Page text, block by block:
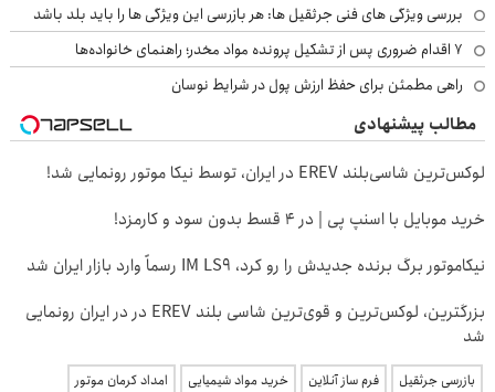
بررسی ویژگی های فنی جرثقیل ها: هر بازرسی این ویژگی ها را باید بلد باشد
۷ اقدام ضروری پس از تشکیل پرونده مواد مخدر؛ راهنمای خانواده‌ها
راهی مطمئن برای حفظ ارزش پول در شرایط نوسان
مطالب پیشنهادی
لوکس‌ترین شاسی‌بلند EREV در ایران، توسط نیکا موتور رونمایی شد!
خرید موبایل با اسنپ پی | در ۴ قسط بدون سود و کارمزد!
نیکاموتور برگ برنده جدیدش را رو کرد، IM LS9 رسماً وارد بازار ایران شد
بزرگترین، لوکس‌ترین و قوی‌ترین شاسی بلند EREV در در ایران رونمایی
شد
بازرسی جرثقیل فرم ساز آنلاین خرید مواد شیمیایی
امداد کرمان موتور